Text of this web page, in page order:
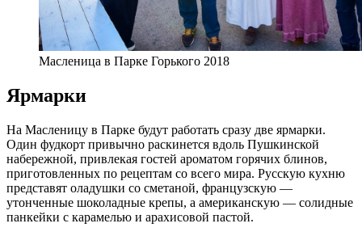
Масленица в Парке Горького 2018
Ярмарки
На Масленицу в Парке будут работать сразу две ярмарки.
Один фудкорт привычно раскинется вдоль Пушкинской
набережной, привлекая гостей ароматом горячих блинов,
приготовленных по рецептам со всего мира. Русскую кухню
представят оладушки со сметаной, французскую —
утонченные шоколадные крепы, а американскую — солидные
панкейки с карамелью и арахисовой пастой.